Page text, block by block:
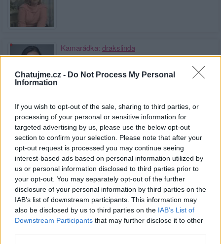
Chatujme.cz - Do Not Process My Personal
Information
If you wish to opt-out of the sale, sharing to third parties, or
processing of your personal or sensitive information for
targeted advertising by us, please use the below opt-out
section to confirm your selection. Please note that after your
opt-out request is processed you may continue seeing
interest-based ads based on personal information utilized by
us or personal information disclosed to third parties prior to
your opt-out. You may separately opt-out of the further
disclosure of your personal information by third parties on the
IAB’s list of downstream participants. This information may
also be disclosed by us to third parties on the IAB’s List of
Downstream Participants that may further disclose it to other
Kamarádka: drakslinda
Říká o mně: Milane děkuji,přátel není
nikdy dost a těch vytrvalých jako ty
Kamarádka:Jitka-pabyskova
Říká o mně: ♥♫♪♫♥ ♥♫♪♫♥♥♫♪♫♥
Kamarádka:mary
Říká o mně: